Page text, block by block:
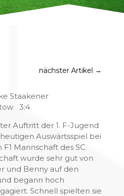
nächster Artikel →
Staakener
3:4
Auftritt der 1. F-Jugend
Auswärtsspiel bei
Mannschaft des SC
wurde sehr gut von
und Benny auf den
begann hoch
Schnell spielten sie